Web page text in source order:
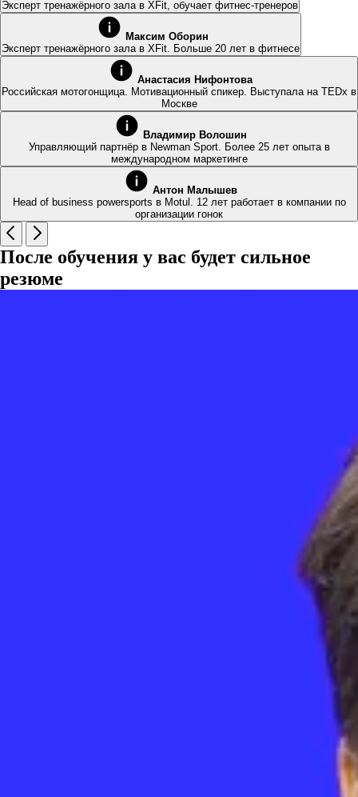
Эксперт тренажёрного зала в XFit, обучает фитнес-тренеров
Максим Оборин
Эксперт тренажёрного зала в XFit. Больше 20 лет в фитнесе
Анастасия Нифонтова
Российская мотогонщица. Мотивационный спикер. Выступала на TEDx в
Москве
Владимир Волошин
Управляющий партнёр в Newman Sport. Более 25 лет опыта в
международном маркетинге
Антон Малышев
Head of business powersports в Motul. 12 лет работает в компании по
организации гонок
После обучения у вас будет сильное
резюме